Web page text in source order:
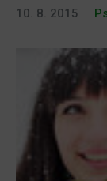
10. 8. 2015